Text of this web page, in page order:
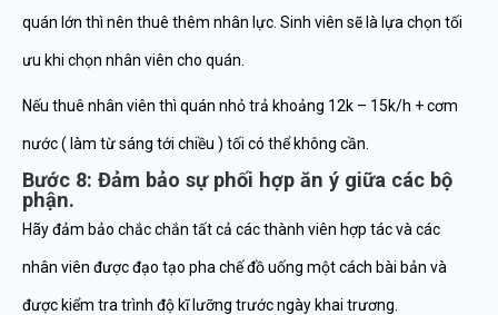
quán lớn thì nên thuê thêm nhân lực. Sinh viên sẽ là lựa chọn tối
ưu khi chọn nhân viên cho quán.
Nếu thuê nhân viên thì quán nhỏ trả khoảng 12k – 15k/h + cơm
nước ( làm từ sáng tới chiều ) tối có thể không cần.
Bước 8: Đảm bảo sự phối hợp ăn ý giữa các bộ
phận.
Hãy đảm bảo chắc chắn tất cả các thành viên hợp tác và các
nhân viên được đạo tạo pha chế đồ uống một cách bài bản và
được kiểm tra trình độ kĩ lưỡng trước ngày khai trương.